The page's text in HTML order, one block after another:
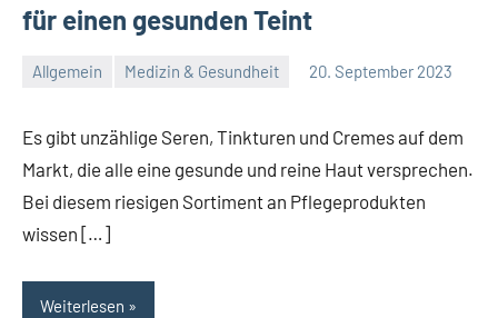
für einen gesunden Teint
Allgemein Medizin & Gesundheit 20. September 2023
Redaktion
Keine
Es gibt unzählige Seren, Tinkturen und Cremes auf dem
Markt, die alle eine gesunde und reine Haut versprechen.
Bei diesem riesigen Sortiment an Pflegeprodukten
wissen […]
Weiterlesen